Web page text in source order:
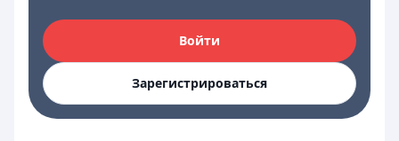
Войти
Зарегистрироваться